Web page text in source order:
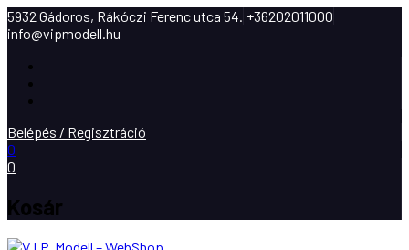
5932 Gádoros, Rákóczi Ferenc utca 54. +36202011000
info@vipmodell.hu
Belépés / Regisztráció
0
0
Kosár